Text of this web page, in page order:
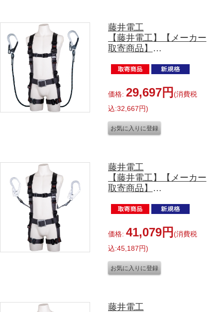
藤井電工
【藤井電工】【メーカー
取寄商品】
M-2R26-JAN-BX
サイズ
価格: 29,697円 (消費税
込:32,667円)
藤井電工
【藤井電工】【メーカー
取寄商品】
DG-L-2R23-JAN-BX
サイズ
価格: 41,079円 (消費税
込:45,187円)
藤井電工